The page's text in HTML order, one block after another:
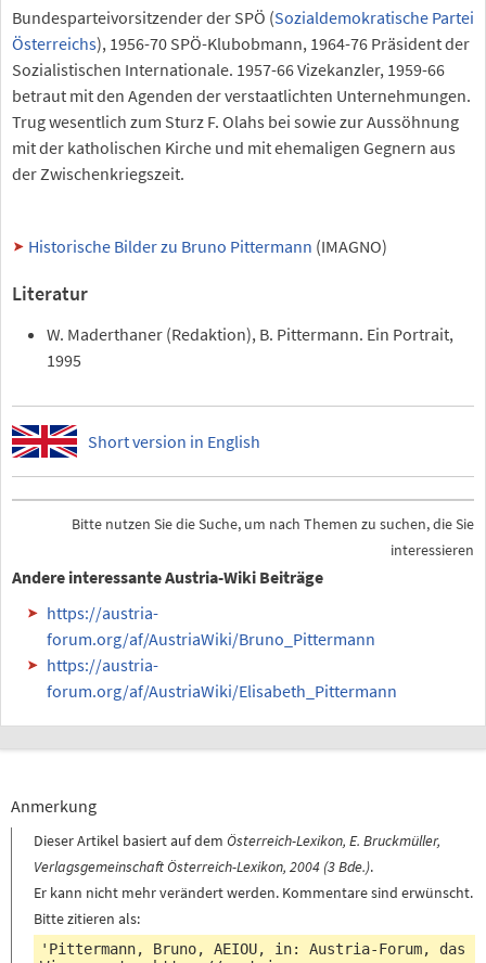
Bundesparteivorsitzender der SPÖ (Sozialdemokratische Partei
Österreichs), 1956-70 SPÖ-Klubobmann, 1964-76 Präsident der
Sozialistischen Internationale. 1957-66 Vizekanzler, 1959-66
betraut mit den Agenden der verstaatlichten Unternehmungen.
Trug wesentlich zum Sturz F. Olahs bei sowie zur Aussöhnung
mit der katholischen Kirche und mit ehemaligen Gegnern aus
der Zwischenkriegszeit.
Historische Bilder zu Bruno Pittermann (IMAGNO)
Literatur
W. Maderthaner (Redaktion), B. Pittermann. Ein Portrait,
1995
Short version in English
Bitte nutzen Sie die Suche, um nach Themen zu suchen, die Sie
interessieren
Andere interessante Austria-Wiki Beiträge
https://austria-
forum.org/af/AustriaWiki/Bruno_Pittermann
https://austria-
forum.org/af/AustriaWiki/Elisabeth_Pittermann
Anmerkung
Dieser Artikel basiert auf dem Österreich-Lexikon, E. Bruckmüller,
Verlagsgemeinschaft Österreich-Lexikon, 2004 (3 Bde.).
Er kann nicht mehr verändert werden. Kommentare sind erwünscht.
Bitte zitieren als:
'Pittermann, Bruno, AEIOU, in: Austria-Forum, das